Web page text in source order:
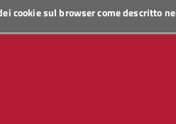
cookie sul browser come descritto